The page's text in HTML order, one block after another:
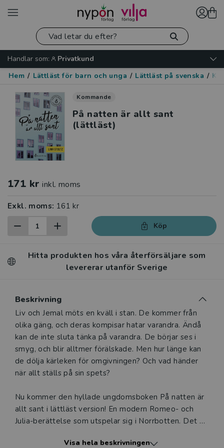
Handlar som:
Privatkund
Hem / Lättläst för barn och unga / Lättläst på svenska /
Kommande
På natten är allt sant
(lättläst)
171 kr inkl. moms
Exkl. moms: 161 kr
Köp
Hitta produkten hos våra återförsäljare som
levererar utanför Sverige
Beskrivning
Beskrivning
Liv och Jemal möts en kväll i stan. De kommer från
olika gäng, och deras kompisar hatar varandra. Ändå
kan de inte sluta tänka på varandra. De börjar ses i
smyg, och blir alltmer förälskade. Men hur länge kan
de dölja kärleken för omgivningen? Och vad händer
när allt ställs på sin spets?
Nu kommer den hyllade ungdomsboken På natten är
allt sant i lättläst version! En modern Romeo- och
Julia-berättelse som utspelar sig i Norrbotten. Det är
grupptryck och kärlek som trotsar gränser.
Visa hela beskrivningen